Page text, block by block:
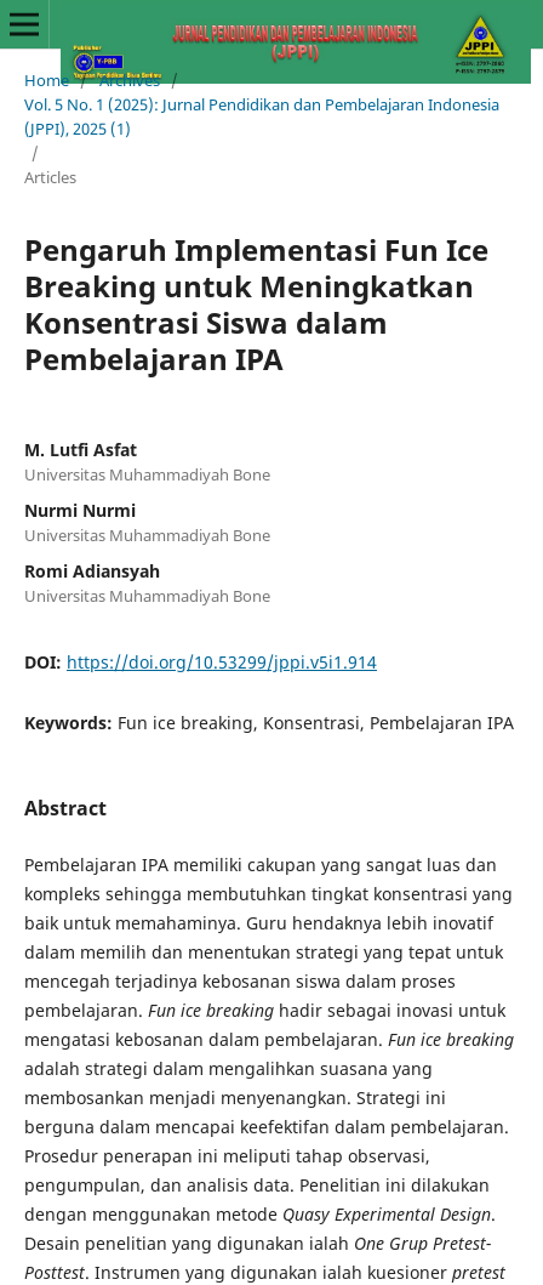
Home / Archives /
Vol. 5 No. 1 (2025): Jurnal Pendidikan dan Pembelajaran Indonesia
(JPPI), 2025 (1)
/
Articles
Pengaruh Implementasi Fun Ice
Breaking untuk Meningkatkan
Konsentrasi Siswa dalam
Pembelajaran IPA
M. Lutfi Asfat
Universitas Muhammadiyah Bone
Nurmi Nurmi
Universitas Muhammadiyah Bone
Romi Adiansyah
Universitas Muhammadiyah Bone
DOI: https://doi.org/10.53299/jppi.v5i1.914
Keywords: Fun ice breaking, Konsentrasi, Pembelajaran IPA
Abstract
Pembelajaran IPA memiliki cakupan yang sangat luas dan
kompleks sehingga membutuhkan tingkat konsentrasi yang
baik untuk memahaminya. Guru hendaknya lebih inovatif
dalam memilih dan menentukan strategi yang tepat untuk
mencegah terjadinya kebosanan siswa dalam proses
pembelajaran. Fun ice breakinghadir sebagai inovasi untuk
mengatasi kebosanan dalam pembelajaran. Fun ice breaking
adalah strategi dalam mengalihkan suasana yang
membosankan menjadi menyenangkan. Strategi ini
berguna dalam mencapai keefektifan dalam pembelajaran.
Prosedur penerapan ini meliputi tahap observasi,
pengumpulan, dan analisis data. Penelitian ini dilakukan
dengan menggunakan metodeQuasy Experimental Design.
Desain penelitian yang digunakan ialah One Grup Pretest-
Posttest. Instrumen yang digunakan ialah kuesioner pretest